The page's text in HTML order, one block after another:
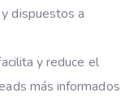
dispuestos a
y reduce el
más informados